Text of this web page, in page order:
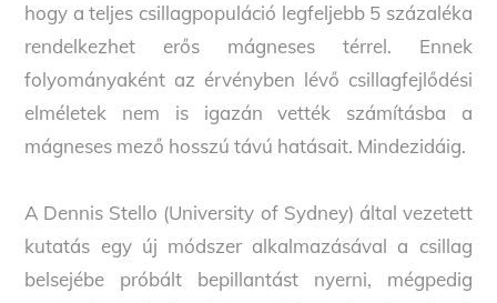
hogy a teljes csillagpopuláció legfeljebb 5 százaléka
rendelkezhet erős mágneses térrel. Ennek
folyományaként az érvényben lévő csillagfejlődési
elméletek nem is igazán vették számításba a
mágneses mező hosszú távú hatásait. Mindezidáig.
A Dennis Stello (University of Sydney) által vezetett
kutatás egy új módszer alkalmazásával a csillag
belsejébe próbált bepillantást nyerni, mégpedig